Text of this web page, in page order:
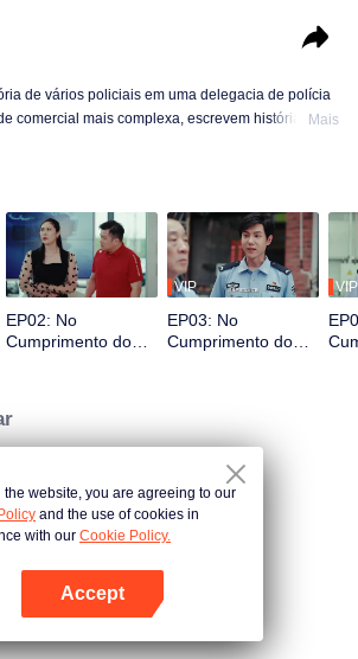
Abra o programa
de vários policiais em uma delegacia de polícia
comercial mais complexa, escrevem histórias
Mais
EP02: No
Cumprimento do
VIP
EP03: No
Cumprimento do
VIP
Em Busca da Pedra da Alma
O Invisível
the website, you are agreeing to our
and the use of cookies in
with our Cookie Policy.
Accept